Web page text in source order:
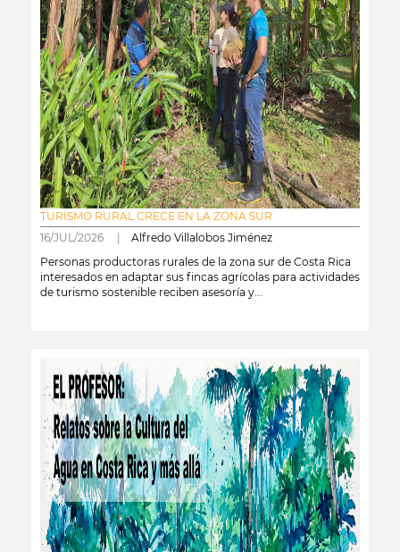
TURISMO RURAL CRECE EN LA ZONA SUR
16/JUL/2026 | Alfredo Villalobos Jiménez
Personas productoras rurales de la zona sur de Costa Rica
interesados en adaptar sus fincas agrícolas para actividades
de turismo sostenible reciben asesoría y...